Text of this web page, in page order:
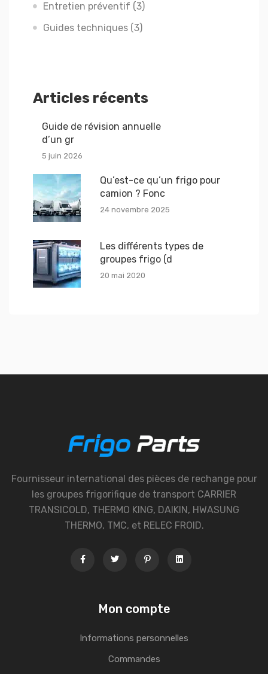
Entretien préventif (3)
Guides techniques (3)
Articles récents
Guide de révision annuelle
d’un gr
5 juin 2026
Qu’est-ce qu’un frigo pour
camion ? Fonc
24 novembre 2025
Les différents types de
groupes frigo (d
20 mai 2020
Fournisseur international des pièces de rechange pour
les groupes frigorifique de transport CARRIER
TRANSICOLD, THERMO KING, DAIKIN, HWASUNG
THERMO, TMC, et RELEC FROID.
Mon compte
Informations personnelles
Commandes